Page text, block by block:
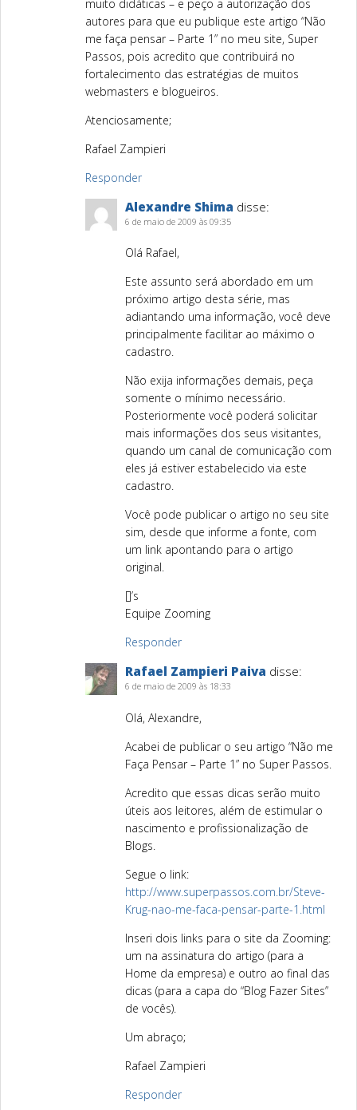
muito didáticas – e peço a autorização dos
autores para que eu publique este artigo “Não
me faça pensar – Parte 1” no meu site, Super
Passos, pois acredito que contribuirá no
fortalecimento das estratégias de muitos
webmasters e blogueiros.
Atenciosamente;
Rafael Zampieri
Responder
Alexandre Shima disse:
6 de maio de 2009 às 09:35
Olá Rafael,
Este assunto será abordado em um
próximo artigo desta série, mas
adiantando uma informação, você deve
principalmente facilitar ao máximo o
cadastro.
Não exija informações demais, peça
somente o mínimo necessário.
Posteriormente você poderá solicitar
mais informações dos seus visitantes,
quando um canal de comunicação com
eles já estiver estabelecido via este
cadastro.
Você pode publicar o artigo no seu site
sim, desde que informe a fonte, com
um link apontando para o artigo
original.
[]’s
Equipe Zooming
Responder
Rafael Zampieri Paiva disse:
6 de maio de 2009 às 18:33
Olá, Alexandre,
Acabei de publicar o seu artigo “Não me
Faça Pensar – Parte 1” no Super Passos.
Acredito que essas dicas serão muito
úteis aos leitores, além de estimular o
nascimento e profissionalização de
Blogs.
Segue o link:
http://www.superpassos.com.br/Steve-
Krug-nao-me-faca-pensar-parte-1.html
Inseri dois links para o site da Zooming:
um na assinatura do artigo (para a
Home da empresa) e outro ao final das
dicas (para a capa do “Blog Fazer Sites”
de vocês).
Um abraço;
Rafael Zampieri
Responder